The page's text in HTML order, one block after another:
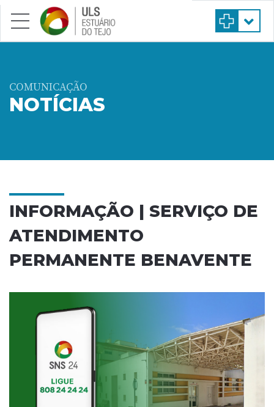
Saltar para conteúdo principal
COMUNICAÇÃO
NOTÍCIAS
INFORMAÇÃO | SERVIÇO DE
ATENDIMENTO
PERMANENTE BENAVENTE